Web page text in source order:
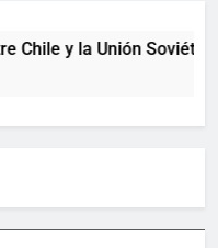
Chile y la Unión